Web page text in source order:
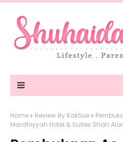
Home Review By KakSue
Mardhiyyah Hotel & Suites Shah